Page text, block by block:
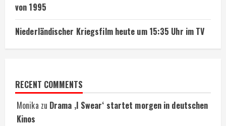
von 1995
Niederländischer Kriegsfilm heute um 15:35 Uhr im TV
RECENT COMMENTS
Monika zu Drama ‚I Swear‘ startet morgen in deutschen
Kinos